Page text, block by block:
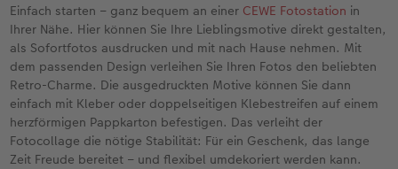
Einfach starten – ganz bequem an einer CEWE Fotostation in
Ihrer Nähe. Hier können Sie Ihre Lieblingsmotive direkt gestalten,
als Sofortfotos ausdrucken und mit nach Hause nehmen. Mit
dem passenden Design verleihen Sie Ihren Fotos den beliebten
Retro-Charme. Die ausgedruckten Motive können Sie dann
einfach mit Kleber oder doppelseitigen Klebestreifen auf einem
herzförmigen Pappkarton befestigen. Das verleiht der
Fotocollage die nötige Stabilität: Für ein Geschenk, das lange
Zeit Freude bereitet – und flexibel umdekoriert werden kann.